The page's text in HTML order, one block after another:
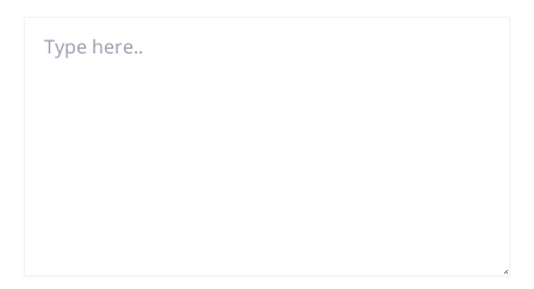
here..